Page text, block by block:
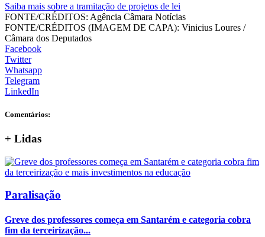
Saiba mais sobre a tramitação de projetos de lei
FONTE/CRÉDITOS: Agência Câmara Notícias
FONTE/CRÉDITOS (IMAGEM DE CAPA): Vinicius Loures /
Câmara dos Deputados
Facebook
Twitter
Whatsapp
Telegram
LinkedIn
Comentários:
+ Lidas
Paralisação
Greve dos professores começa em Santarém e categoria cobra
fim da terceirização...